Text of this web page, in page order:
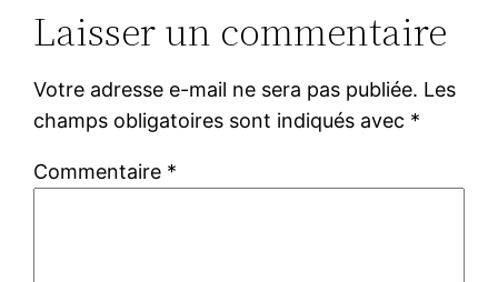
Laisser un commentaire
Votre adresse e-mail ne sera pas publiée. Les
champs obligatoires sont indiqués avec *
Commentaire *